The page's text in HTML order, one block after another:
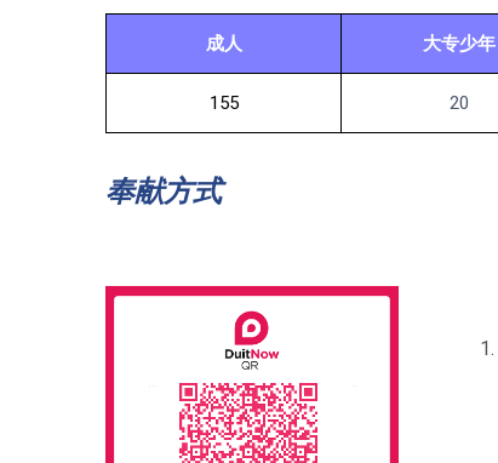
成人 大专少年
155 20
奉献方式